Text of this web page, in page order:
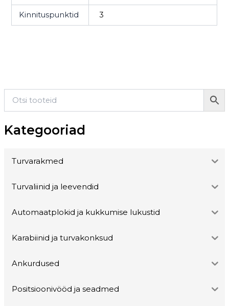
Kategooriad
Turvarakmed
Turvaliinid ja leevendid
Automaatplokid ja kukkumise lukustid
Karabiinid ja turvakonksud
Ankurdused
Positsioonivööd ja seadmed
Kinnituspunktid 3